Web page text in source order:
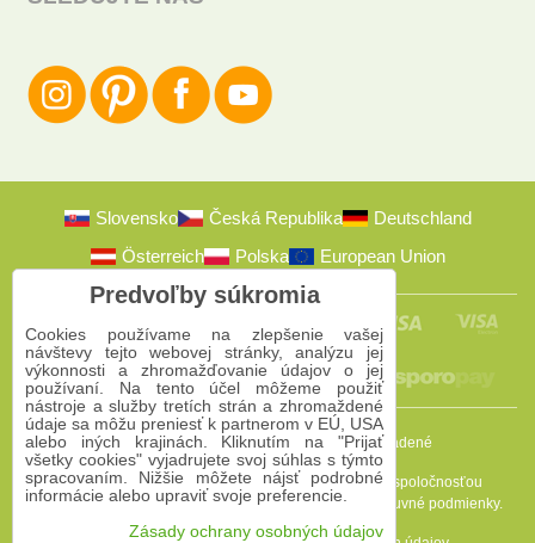
Slovensko Česká Republika
Deutschland
Österreich
Polska European Union
2009-2026 © Bomba s.r.o.Všetky práva vyhradené
Táto stránka je chránená programom reCAPTCHA a spoločnosťou
Google. PlatiaPravidlá ochrany osobných údajov Zmluvné podmienky.
Predvoľby súkromia
Cookies používame na zlepšenie vašej
návštevy tejto webovej stránky, analýzu jej
výkonnosti a zhromažďovanie údajov o jej
používaní. Na tento účel môžeme použiť
nástroje a služby tretích strán a zhromaždené
údaje sa môžu preniesť k partnerom v EÚ, USA
alebo iných krajinách. Kliknutím na "Prijať
všetky cookies" vyjadrujete svoj súhlas s týmto
spracovaním. Nižšie môžete nájsť podrobné
informácie alebo upraviť svoje preferencie.
Zásady ochrany osobných údajov